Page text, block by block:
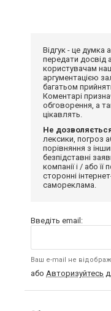
Відгук - це думка
передати досвід
користувачам
аргументацією
багатьом
Коментарі
обговорення, а
цікавлять.
Не
лексики, погроз
порівняння з
безпідставні
компанії і / або
сторонні
самореклама.
Введіть email:
Ваш e-mail не
або Авторизуйтесь